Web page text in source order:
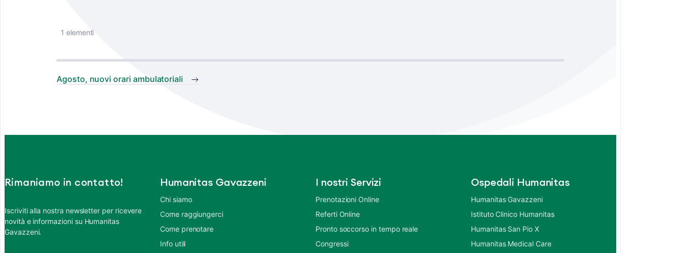
1 elementi
Agosto, nuovi orari ambulatoriali
Rimaniamo in contatto!
Iscriviti alla nostra newsletter per ricevere
novità e informazioni su Humanitas
Gavazzeni.
Humanitas Gavazzeni
Chi siamo
Come raggiungerci
Come prenotare
Info utili
I nostri Servizi
Prenotazioni Online
Referti Online
Pronto soccorso in tempo reale
Congressi
Ospedali Humanitas
Humanitas Gavazzeni
Istituto Clinico Humanitas
Humanitas San Pio X
Humanitas Medical Care